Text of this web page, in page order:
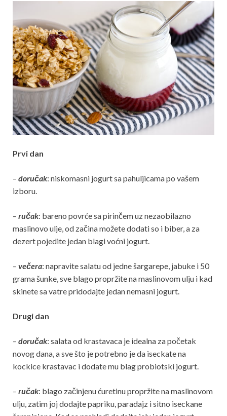
Prvi dan
– doručak: niskomasni jogurt sa pahuljicama po vašem
izboru.
– ručak: bareno povrće sa pirinčem uz nezaobilazno
maslinovo ulje, od začina možete dodati so i biber, a za
dezert pojedite jedan blagi voćni jogurt.
– večera: napravite salatu od jedne šargarepe, jabuke i 50
grama šunke, sve blago propržite na maslinovom ulju i kad
skinete sa vatre pridodajte jedan nemasni jogurt.
Drugi dan
– doručak: salata od krastavaca je idealna za početak
novog dana, a sve što je potrebno je da iseckate na
kockice krastavac i dodate mu blag probiotski jogurt.
– ručak: blago začinjenu ćuretinu propržite na maslinovom
ulju, zatim joj dodajte papriku, paradajz i sitno iseckane